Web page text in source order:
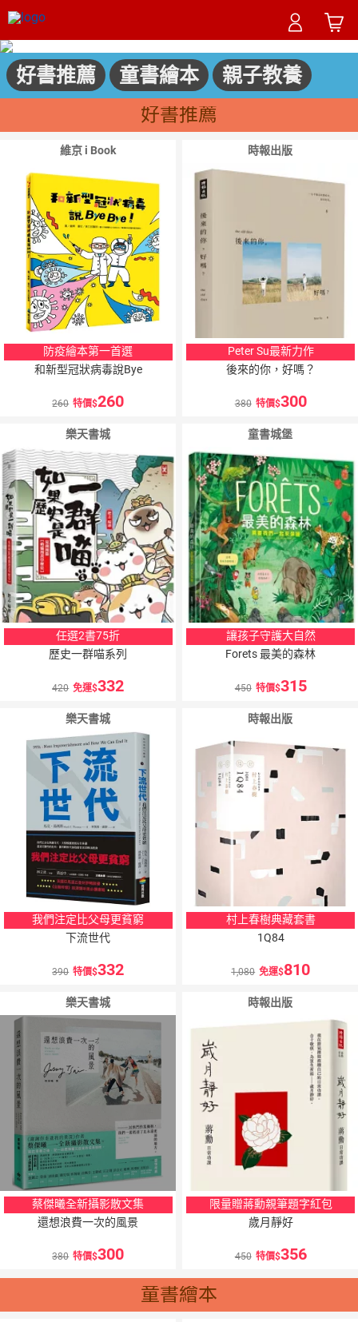
好書推薦 童書繪本
親子教養
好書推薦
維京 i Book
防疫繪本第一首選
和新型冠狀病毒說Bye
260 特價 260
時報出版
Peter Su最新力作
後來的你，好嗎？
380 特價 300
樂天書城
任選2書75折
歷史一群喵系列
420 免運 332
童書城堡
讓孩子守護大自然
Forets 最美的森林
450 特價 315
樂天書城
我們注定比父母更貧窮
下流世代
390 特價 332
時報出版
村上春樹典藏套書
1Q84
1,080 免運 810
樂天書城
蔡傑曦全新攝影散文集
還想浪費一次的風景
380 特價 300
時報出版
限量贈蔣勳親筆題字紅包
歲月靜好
450 特價 356
童書繪本